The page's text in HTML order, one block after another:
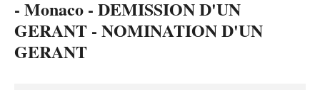
- Monaco - DEMISSION D'UN
GERANT - NOMINATION D'UN
GERANT